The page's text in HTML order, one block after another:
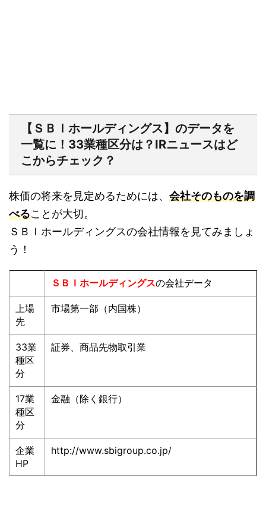
【ＳＢＩホールディングス】のデータを
一覧に！33業種区分は？IRニュースはど
こからチェック？
株価の将来を見定めるためには、 会社そのものを調
べることが大切。
ＳＢＩホールディングスの会社情報を見てみましょ
う！
ＳＢＩホールディングスの会社データ
上場
先
市場第一部（内国株）
33業
種区
分
証券、商品先物取引業
17業
種区
分
金融（除く銀行）
企業
HP
http://www.sbigroup.co.jp/